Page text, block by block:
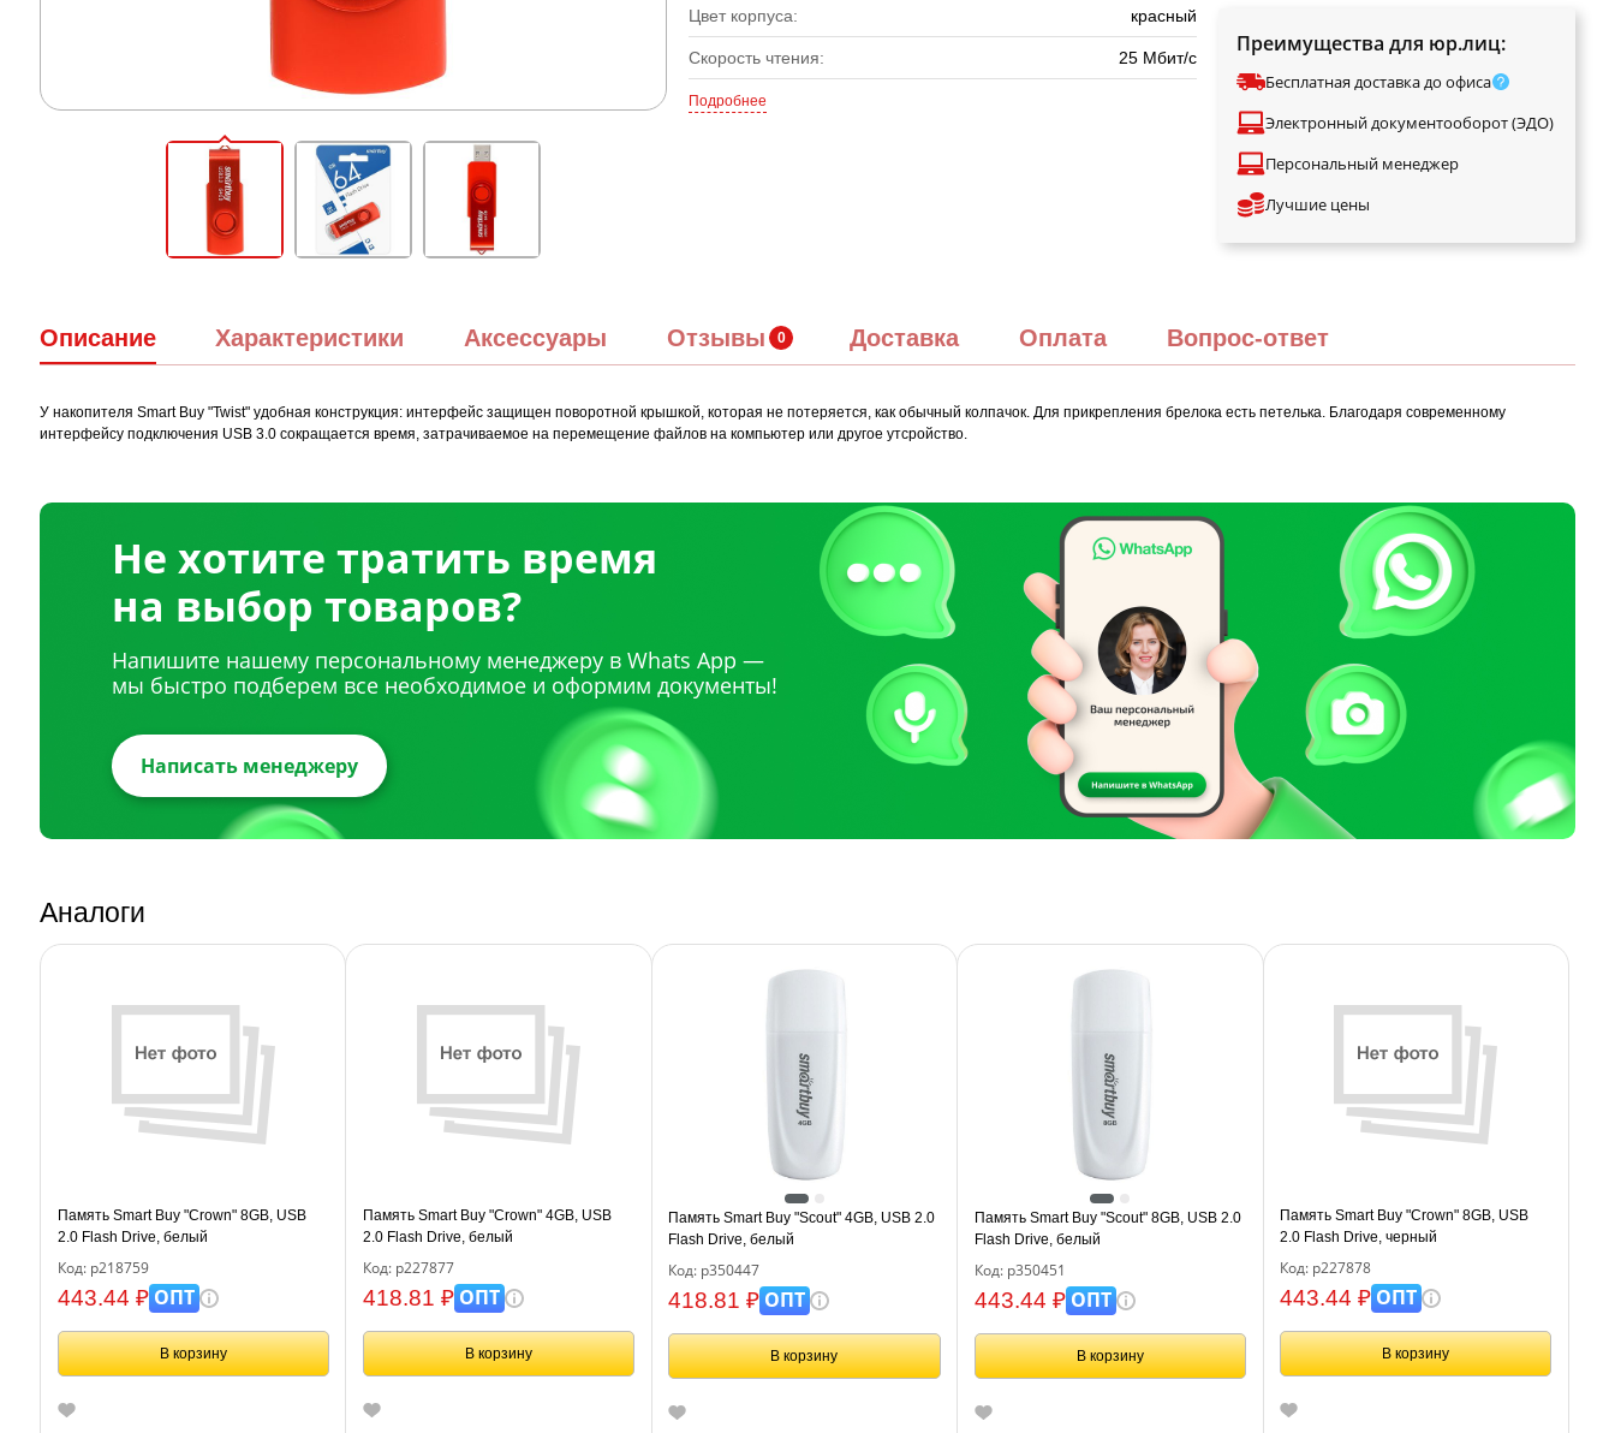
Цвет корпуса: красный
Скорость чтения: 25 Мбит/с
Подробнее
Преимущества для юр.лиц:
Бесплатная доставка до офиса
Электронный документооборот (ЭДО)
Персональный менеджер
Лучшие цены
Описание Характеристики Аксессуары Отзывы Доставка Оплата Вопрос-ответ
У накопителя Smart Buy "Twist" удобная конструкция: интерфейс защищен поворотной крышкой, которая не потеряется, как обычный колпачок. Для прикрепления брелока есть петелька. Благодаря современному
интерфейсу подключения USB 3.0 сокращается время, затрачиваемое на перемещение файлов на компьютер или другое утсройство.
Не хотите тратить время
на выбор товаров?
Напишите нашему персональному менеджеру в Whats App —
мы быстро подберем все необходимое и оформим документы!
Написать менеджеру
Аналоги
Память Smart Buy "Crown" 8GB, USB
2.0 Flash Drive, белый
Код: р218759
443.44 ₽ОПТ
В корзину
Память Smart Buy "Crown" 4GB, USB
2.0 Flash Drive, белый
Код: р227877
418.81 ₽ОПТ
В корзину
Память Smart Buy "Scout" 4GB, USB 2.0
Flash Drive, белый
Код: р350447
418.81 ₽ОПТ
В корзину
Память Smart Buy "Scout" 8GB, USB 2.0
Flash Drive, белый
Код: р350451
443.44 ₽ОПТ
В корзину
Память Smart Buy "Crown" 8GB, USB
2.0 Flash Drive, черный
Код: р227878
443.44 ₽ОПТ
В корзину